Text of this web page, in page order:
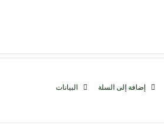
إضافة إلى السلة البيانات